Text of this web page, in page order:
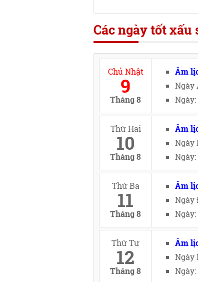
Các ngày tốt xấu
Chủ Nhật
9
Tháng 8
Âm
Ngày
Thứ Hai
10
Tháng 8
Âm
Ngày
Thứ Ba
11
Tháng 8
Âm
Ngày
Thứ Tư
12
Tháng 8
Âm
Ngày